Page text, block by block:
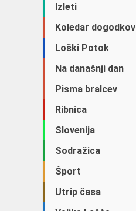
Izleti
Koledar dogodkov
Loški Potok
Na današnji dan
Pisma bralcev
Ribnica
Slovenija
Sodražica
Šport
Utrip časa